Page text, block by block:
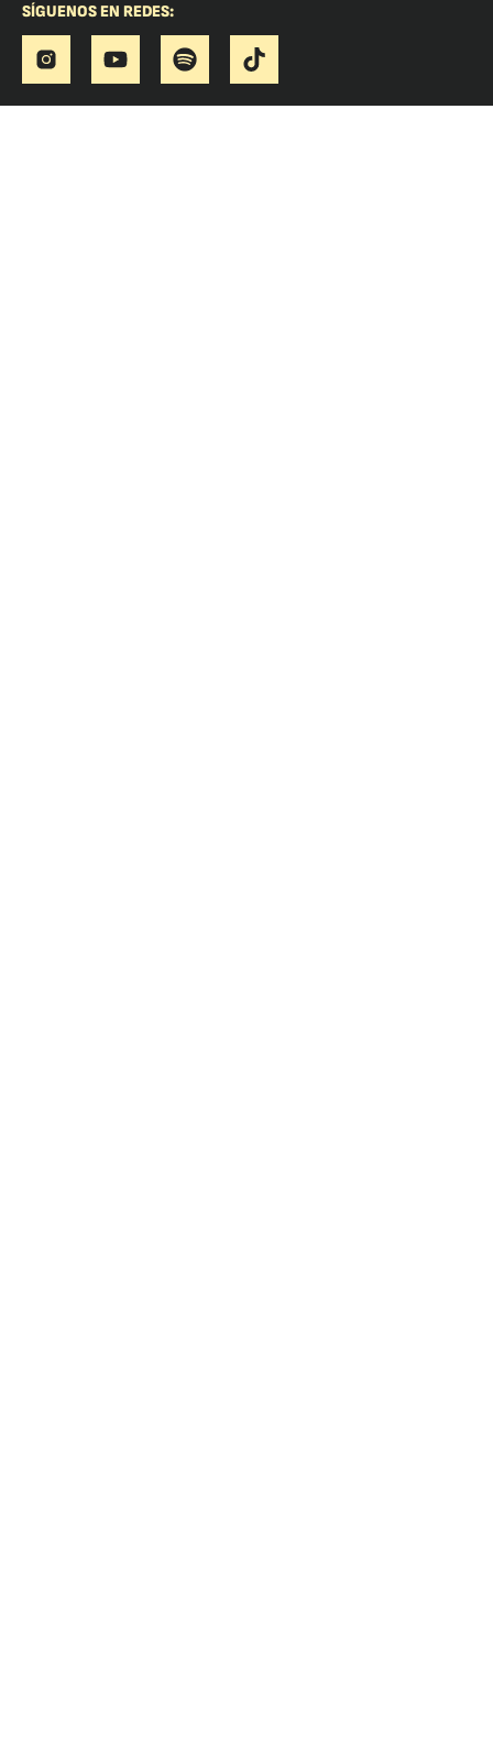
SÍGUENOS EN REDES: